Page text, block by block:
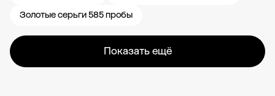
Золотые серьги 585 пробы
Показать ещё